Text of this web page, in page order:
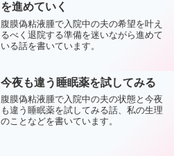
を進めていく
腹膜偽粘液腫で入院中の夫の希望を叶え
るべく退院する準備を迷いながら進めて
いる話を書いています。
今夜も違う睡眠薬を試してみる
腹膜偽粘液腫で入院中の夫の状態と今夜
も違う睡眠薬を試してみる話、私の生理
のことなどを書いています。